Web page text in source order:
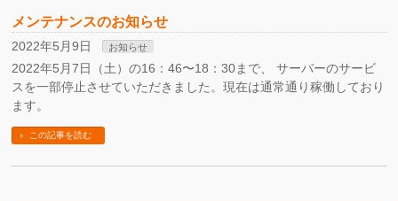
メンテナンスのお知らせ
2022年5月9日 お知らせ
2022年5月7日（土）の16：46〜18：30まで、 サーバーのサービ
スを一部停止させていただきました。現在は通常通り稼働しており
ます。
この記事を読む